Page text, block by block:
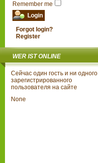
Remember me
Forgot login?
Register
WER IST ONLINE
Сейчас один гость и ни одного
зарегистрированного
пользователя на сайте
None